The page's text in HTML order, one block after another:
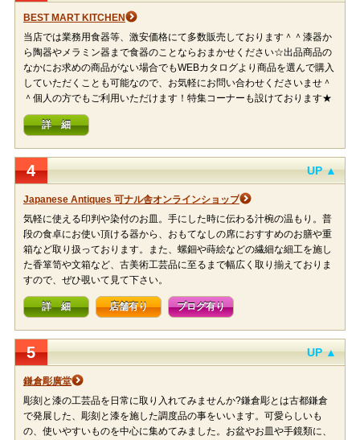
BEST MART KITCHEN
当店では業務用食器等、激安価格にて多数販売しております＾＾漆器か
ら陶器やメラミン器まで食器のことならおまかせください☆出品商品の
なかにお求めの商品がない場合でもWEBカタログより商品を選んで購入
していただくことも可能なので、お気軽にお問い合わせくださいませ＾
＾個人の方でもご利用いただけます！特集コーナーも設けております★
詳 細
4 UP ▲
Japanese Antiques 可ナル舎オンラインショップ
気軽に使える印判や染付のお皿。手にした時に伝わる汁椀の温もり。普
段の食卓にお使い頂ける器から、おもてなしの席におすすめのお膳や重
箱など取り扱っております。また、螺鈿や蒔絵などの繊細な細工を施し
た香箪笥や文箱など、古美術工芸品に至るまで幅広く取り揃えておりま
すので、ぜひ覗いて見て下さい。
詳 細 店舗有り ブログ有り
5 UP ▲
鎌倉彫廣堂
彫刻と漆の工芸品を日常に取り入れてみませんか?鎌倉彫とは古都鎌倉
で発展した、彫刻と漆を施した調度品の事をいいます。可愛らしいも
の、使いやすいものを中心に集めてみました。お盆やお皿や手鏡類に、